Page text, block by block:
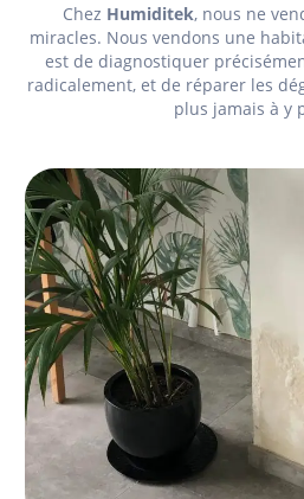
Chez Humiditek, nous ne
miracles. Nous vendons une
est de diagnostiquer
radicalement, et de réparer les
plus jamais à y